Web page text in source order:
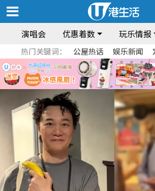
演唱会 优惠着数 玩乐情报
热门关键词： 公屋热话 娱乐新闻